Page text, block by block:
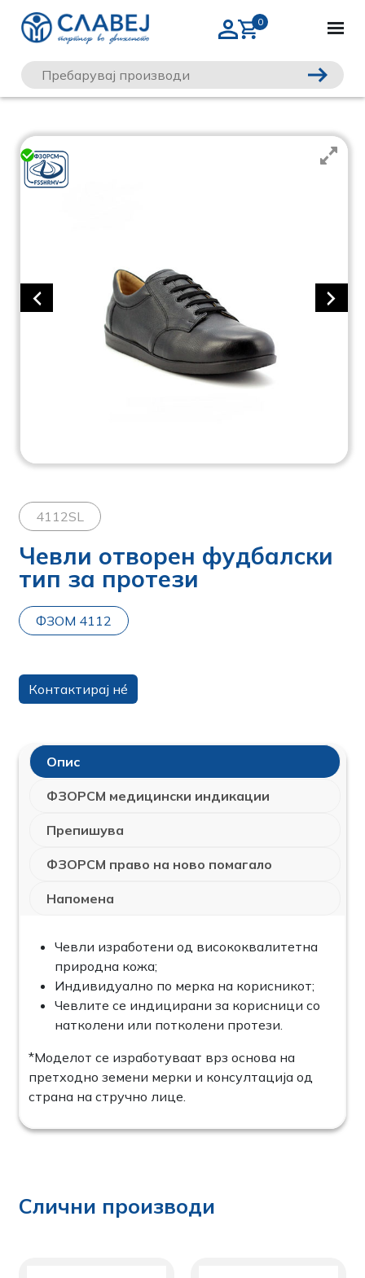
4112SL
Чевли отворен фудбалски
тип за протези
ФЗОМ 4112
Контактирај нé
Опис
ФЗОРСМ медицински индикации
Препишува
ФЗОРСМ право на ново помагало
Напомена
Чевли изработени од висококвалитетна
природна кожа;
Индивидуално по мерка на корисникот;
Чевлите се индицирани за корисници со
натколени или потколени протези.
*Моделот се изработуваат врз основа на
претходно земени мерки и консултација од
страна на стручно лице.
Слични производи